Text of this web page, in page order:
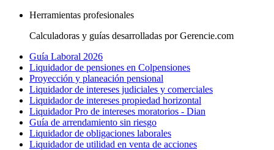
Herramientas profesionales
Calculadoras y guías desarrolladas por Gerencie.com
Guía Laboral 2026
Liquidador de pensiones en Colpensiones
Proyección y planeación pensional
Liquidador de intereses judiciales y comerciales
Liquidador de intereses propiedad horizontal
Liquidador Pro de intereses moratorios - Dian
Guía de arrendamiento sin riesgo
Liquidador de obligaciones laborales
Liquidador de utilidad en venta de acciones